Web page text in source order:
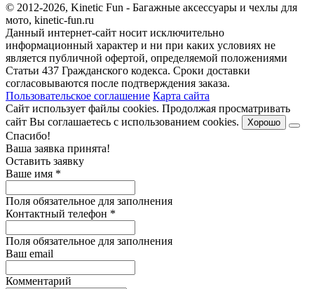
© 2012-2026, Kinetic Fun - Багажные аксессуары и чехлы для
мото, kinetic-fun.ru
Данный интернет-сайт носит исключительно
информационный характер и ни при каких условиях не
является публичной офертой, определяемой положениями
Статьи 437 Гражданского кодекса. Сроки доставки
согласовываются после подтверждения заказа.
Пользовательское соглашение Карта сайта
Сайт использует файлы cookies. Продолжая просматривать
сайт Вы соглашаетесь с использованием cookies.
Хорошо
Спасибо!
Ваша заявка принята!
Оставить заявку
Ваше имя *
Поля обязательное для заполнения
Контактный телефон *
Поля обязательное для заполнения
Ваш email
Комментарий